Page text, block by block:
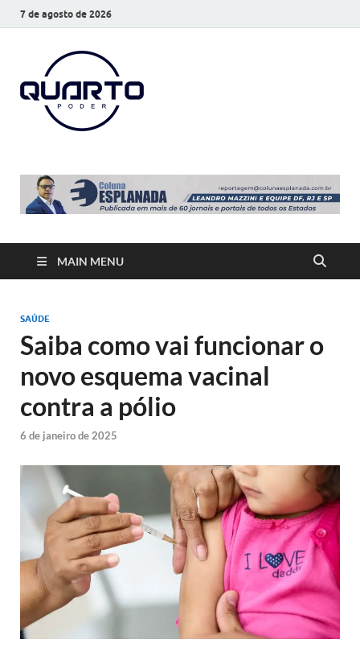
7 de agosto de 2026
MAIN MENU
SAÚDE
Saiba como vai funcionar o
novo esquema vacinal
contra a pólio
6 de janeiro de 2025